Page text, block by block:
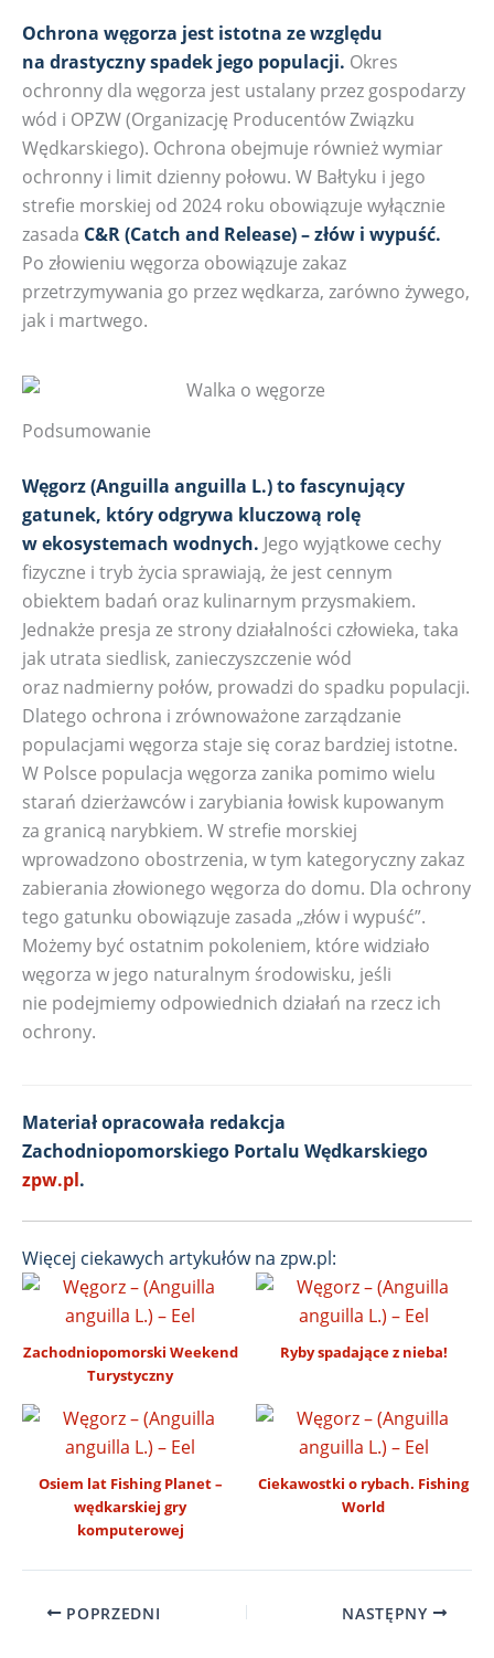
Ochrona węgorza jest istotna ze względu
na drastyczny spadek jego populacji. Okres
ochronny dla węgorza jest ustalany przez gospodarzy
wód i OPZW (Organizację Producentów Związku
Wędkarskiego). Ochrona obejmuje również wymiar
ochronny i limit dzienny połowu. W Bałtyku i jego
strefie morskiej od 2024 roku obowiązuje wyłącznie
zasada C&R (Catch and Release) – złów i wypuść.
Po złowieniu węgorza obowiązuje zakaz
przetrzymywania go przez wędkarza, zarówno żywego,
jak i martwego.
Podsumowanie
Węgorz (Anguilla anguilla L.) to fascynujący
gatunek, który odgrywa kluczową rolę
w ekosystemach wodnych. Jego wyjątkowe cechy
fizyczne i tryb życia sprawiają, że jest cennym
obiektem badań oraz kulinarnym przysmakiem.
Jednakże presja ze strony działalności człowieka, taka
jak utrata siedlisk, zanieczyszczenie wód
oraz nadmierny połów, prowadzi do spadku populacji.
Dlatego ochrona i zrównoważone zarządzanie
populacjami węgorza staje się coraz bardziej istotne.
W Polsce populacja węgorza zanika pomimo wielu
starań dzierżawców i zarybiania łowisk kupowanym
za granicą narybkiem. W strefie morskiej
wprowadzono obostrzenia, w tym kategoryczny zakaz
zabierania złowionego węgorza do domu. Dla ochrony
tego gatunku obowiązuje zasada „złów i wypuść”.
Możemy być ostatnim pokoleniem, które widziało
węgorza w jego naturalnym środowisku, jeśli
nie podejmiemy odpowiednich działań na rzecz ich
ochrony.
Materiał opracowała redakcja
Zachodniopomorskiego Portalu Wędkarskiego
zpw.pl.
Więcej ciekawych artykułów na zpw.pl:
Zachodniopomorski Weekend
Turystyczny
Ryby spadające z nieba!
Osiem lat Fishing Planet –
wędkarskiej gry
komputerowej
Ciekawostki o rybach. Fishing
World
POPRZEDNI NASTĘPNY